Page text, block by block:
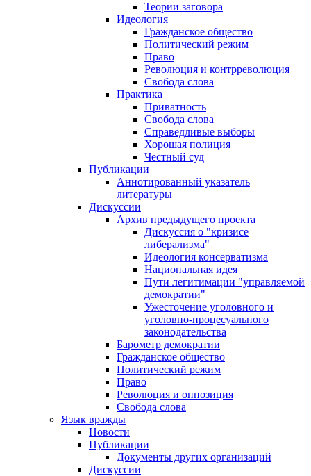
Теории заговора
Идеология
Гражданское общество
Политический режим
Право
Революция и контрреволюция
Свобода слова
Практика
Приватность
Свобода слова
Справедливые выборы
Хорошая полиция
Честный суд
Публикации
Аннотированный указатель
литературы
Дискуссии
Архив предыдущего проекта
Дискуссия о "кризисе
либерализма"
Идеология консерватизма
Национальная идея
Пути легитимации "управляемой
демократии"
Ужесточение уголовного и
уголовно-процесуального
законодательства
Барометр демократии
Гражданское общество
Политический режим
Право
Революция и оппозиция
Свобода слова
Язык вражды
Новости
Публикации
Документы других организаций
Дискуссии